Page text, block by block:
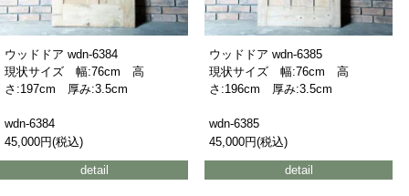
ウッドドア wdn-6384
現状サイズ 幅:76cm 高
さ:197cm 厚み:3.5cm
wdn-6384
45,000円(税込)
detail
ウッドドア wdn-6385
現状サイズ 幅:76cm 高
さ:196cm 厚み:3.5cm
wdn-6385
45,000円(税込)
detail